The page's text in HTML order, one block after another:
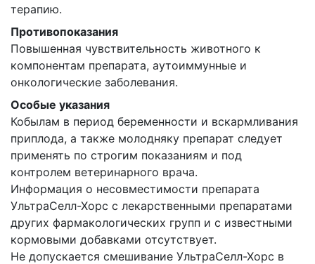
терапию.
Противопоказания
Повышенная чувствительность животного к
компонентам препарата, аутоиммунные и
онкологические заболевания.
Особые указания
Кобылам в период беременности и вскармливания
приплода, а также молодняку препарат следует
применять по строгим показаниям и под
контролем ветеринарного врача.
Информация о несовместимости препарата
УльтраСелл-Хорс с лекарственными препаратами
других фармакологических групп и с известными
кормовыми добавками отсутствует.
Не допускается смешивание УльтраСелл-Хорс в